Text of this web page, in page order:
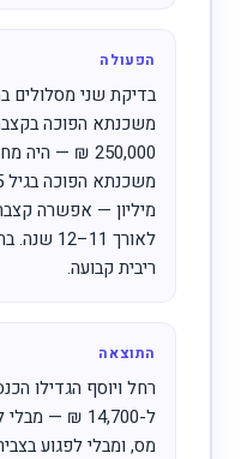
הפעולה
בדיקת שני מסלולים
משכנתא הפוכה
לאורך
ריבית קבועה.
התוצאה
ל-14,700 ₪
מס, ומבלי לפגוע